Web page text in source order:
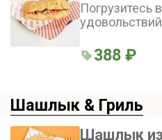
Погрузитесь
гармонично
куриным
салатом
беконом и
фирменным
это взрыв
388 ₽
Шашлык & Гриль
Шашлык